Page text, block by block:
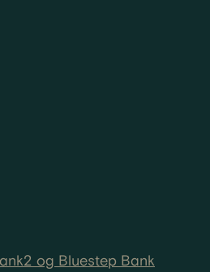
og Bluestep Bank